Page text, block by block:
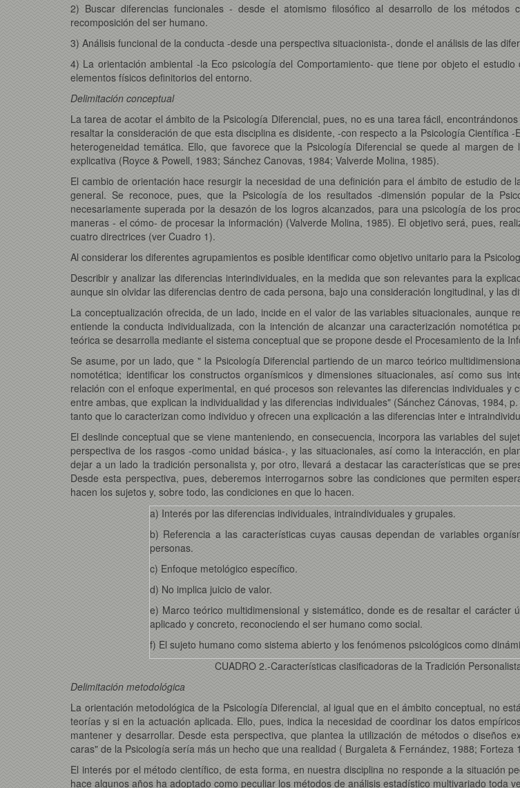
2) Buscar diferencias funcionales - desde el atomismo filosófico al desarrollo de los
recomposición del ser humano.
3) Análisis funcional de la conducta -desde una perspectiva situacionista-, donde el análisis de las
4) La orientación ambiental -la Eco psicología del Comportamiento- que tiene por objeto el
elementos físicos definitorios del entorno.
Delimitación conceptual
La tarea de acotar el ámbito de la Psicología Diferencial, pues, no es una tarea fácil,
resaltar la consideración de que esta disciplina es disidente, -con respecto a la Psicología
heterogeneidad temática. Ello, que favorece que la Psicología Diferencial se quede al margen
explicativa (Royce & Powell, 1983; Sánchez Canovas, 1984; Valverde Molina, 1985).
El cambio de orientación hace resurgir la necesidad de una definición para el ámbito de estudio
general. Se reconoce, pues, que la Psicología de los resultados -dimensión popular de la
necesariamente superada por la desazón de los logros alcanzados, para una psicología de los
maneras - el cómo- de procesar la información) (Valverde Molina, 1985). El objetivo será, pues,
cuatro directrices (ver Cuadro 1).
Al considerar los diferentes agrupamientos es posible identificar como objetivo unitario para la
Describir y analizar las diferencias interindividuales, en la medida que son relevantes para la
aunque sin olvidar las diferencias dentro de cada persona, bajo una consideración longitudinal, y las
La conceptualización ofrecida, de un lado, incide en el valor de las variables situacionales,
entiende la conducta individualizada, con la intención de alcanzar una caracterización
teórica se desarrolla mediante el sistema conceptual que se propone desde el Procesamiento de la
Se asume, por un lado, que " la Psicología Diferencial partiendo de un marco teórico
nomotética; identificar los constructos organísmicos y dimensiones situacionales, así como sus
relación con el enfoque experimental, en qué procesos son relevantes las diferencias individuales
entre ambas, que explican la individualidad y las diferencias individuales" (Sánchez Cánovas, 1984,
tanto que lo caracterizan como individuo y ofrecen una explicación a las diferencias inter e
El deslinde conceptual que se viene manteniendo, en consecuencia, incorpora las variables del
perspectiva de los rasgos -como unidad básica-, y las situacionales, así como la interacción, en
dejar a un lado la tradición personalista y, por otro, llevará a destacar las características que se
Desde esta perspectiva, pues, deberemos interrogarnos sobre las condiciones que permiten
hacen los sujetos y, sobre todo, las condiciones en que lo hacen.
a) Interés por las diferencias individuales, intraindividuales y grupales.
b) Referencia a las características cuyas causas dependan de variables
personas.
c) Enfoque metológico específico.
d) No implica juicio de valor.
e) Marco teórico multidimensional y sistemático, donde es de resaltar el carácter
aplicado y concreto, reconociendo el ser humano como social.
f) El sujeto humano como sistema abierto y los fenómenos psicológicos como
CUADRO 2.-Características clasificadoras de la Tradición
Delimitación metodológica
La orientación metodológica de la Psicología Diferencial, al igual que en el ámbito conceptual, no
teorías y si en la actuación aplicada. Ello, pues, indica la necesidad de coordinar los datos
mantener y desarrollar. Desde esta perspectiva, que plantea la utilización de métodos o diseños
caras" de la Psicología sería más un hecho que una realidad ( Burgaleta & Fernández, 1988; Forteza
El interés por el método científico, de esta forma, en nuestra disciplina no responde a la situación
hace algunos años ha adoptado como peculiar los métodos de análisis estadístico multivariado toda